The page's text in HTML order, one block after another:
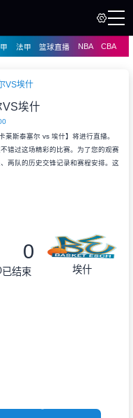
法甲 篮球直播 NBA CBA
VS埃什
VS埃什
斯泰塞尔 vs 埃什】将进行直播。
错过这场精彩的比赛。为了您的观赛
两队的历史交锋记录和赛程安排。这
0
已结束 埃什